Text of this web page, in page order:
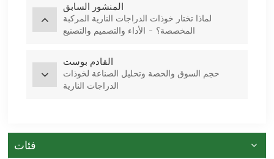
المنشور السابق
لماذا تختار خوذات الدراجات النارية المركبة
المخصصة؟ - الأداء والتصميم والتصنيع
القادم بوست
حجم السوق والحصة وتحليل الصناعة لخوذات
الدراجات النارية
فئات